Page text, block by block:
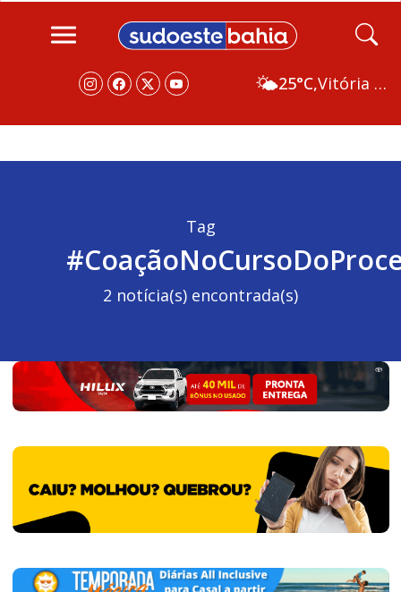
🌤️25°C, Vitória da Conquista
Tag
2 notícia(s) encontrada(s)